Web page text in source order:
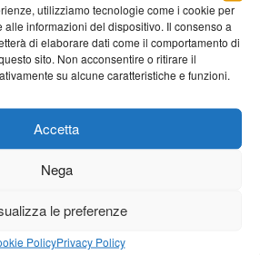
utilizziamo tecnologie come i cookie per
alle informazioni del dispositivo. Il consenso a
di elaborare dati come il comportamento di
sito. Non acconsentire o ritirare il
su alcune caratteristiche e funzioni.
Accetta
Nega
le preferenze
PolicyPrivacy Policy
Sabato Domenica Lunedì
23°C|36°C 22°C|36°C 21°C|37°C
23°C|33°C 22°C|